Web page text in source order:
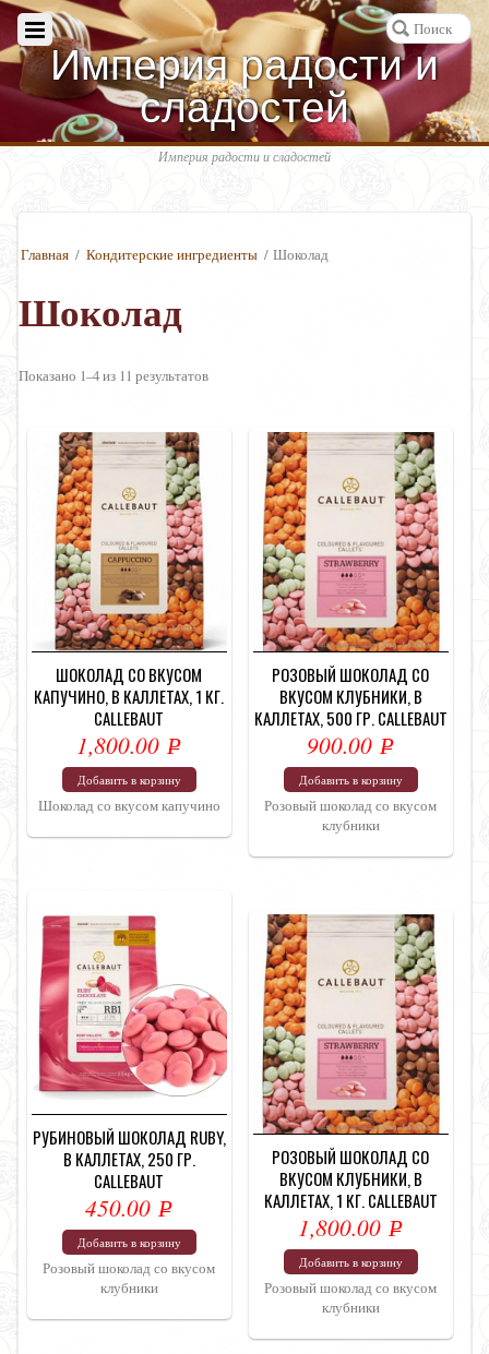
Империя радости и
сладостей
Империя радости и сладостей
Главная / Кондитерские ингредиенты / Шоколад
Шоколад
Показано 1–4 из 11 результатов
ШОКОЛАД СО ВКУСОМ
КАПУЧИНО, В КАЛЛЕТАХ, 1 КГ.
CALLEBAUT
1,800.00Р
УБ.
Добавить в корзину
Шоколад со вкусом капучино
РОЗОВЫЙ ШОКОЛАД СО
ВКУСОМ КЛУБНИКИ, В
КАЛЛЕТАХ, 500 ГР. CALLEBAUT
900.00Р
УБ.
Добавить в корзину
Розовый шоколад со вкусом
клубники
РУБИНОВЫЙ ШОКОЛАД RUBY,
В КАЛЛЕТАХ, 250 ГР.
CALLEBAUT
450.00Р
УБ.
Добавить в корзину
Розовый шоколад со вкусом
клубники
РОЗОВЫЙ ШОКОЛАД СО
ВКУСОМ КЛУБНИКИ, В
КАЛЛЕТАХ, 1 КГ. CALLEBAUT
1,800.00Р
УБ.
Добавить в корзину
Розовый шоколад со вкусом
клубники